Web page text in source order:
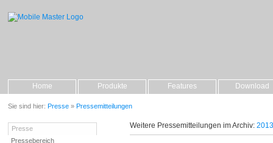
Home Produkte Features Download
Presse
Pressebereich
Weitere Pressemitteilungen im Archiv: 2013
Sie sind hier: Presse » Pressemitteilungen